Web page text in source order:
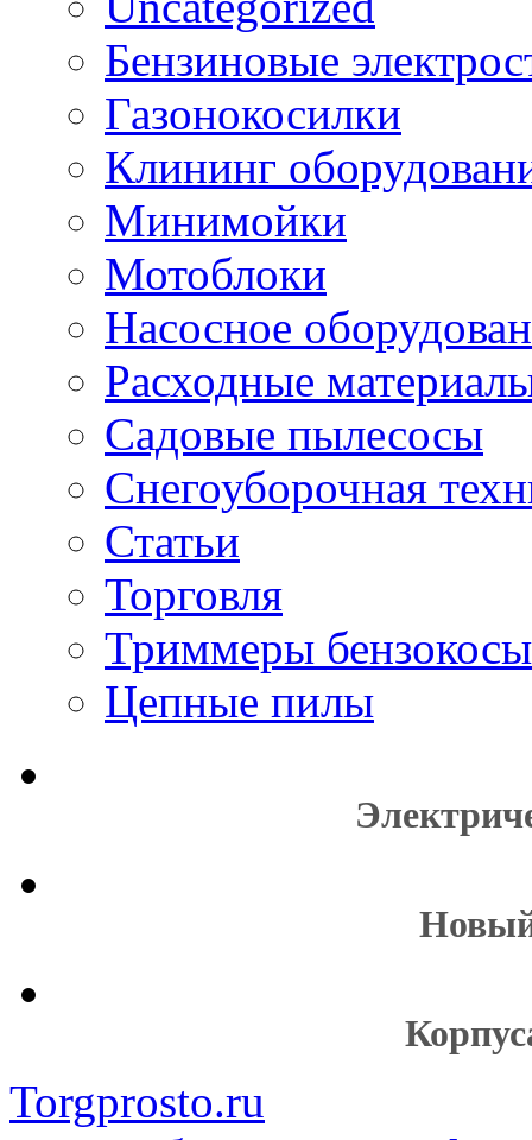
Бензиновые
Газонокосилки
Клининг
Минимойки
Мотоблоки
Насосное
Расходные
Садовые пылесосы
Снегоуборочная
Статьи
Торговля
Триммеры бензокосы
Цепные пилы
Torgprosto.ru